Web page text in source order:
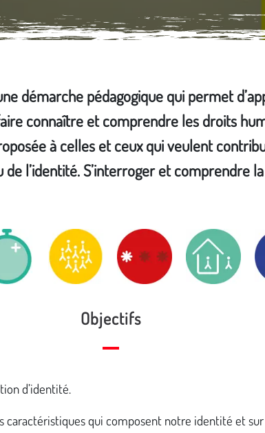
démarche pédagogique qui permet
connaître et comprendre les droits
à celles et ceux qui veulent
l’identité. S’interroger et comprendre
Objectifs
d’identité.
caractéristiques qui composent notre identité et